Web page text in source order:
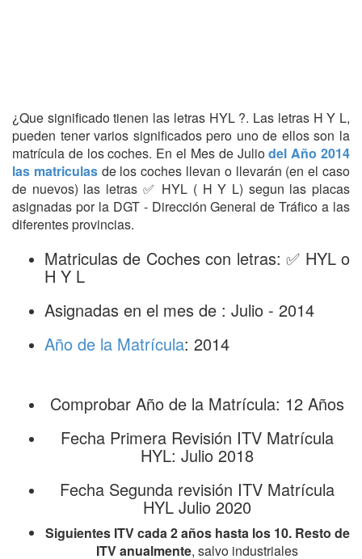
¿Que significado tienen las letras HYL ?. Las letras H Y L,
pueden tener varios significados pero uno de ellos son la
matrícula de los coches. En el Mes de Juliodel Año 2014
las matriculas de los coches llevan o llevarán (en el caso
de nuevos) las letras ✅ HYL ( H Y L) segun las placas
asignadas por la DGT - Dirección General de Tráfico a las
diferentes provincias.
Matriculas de Coches con letras: ✅ HYL o
H Y L
Asignadas en el mes de : Julio - 2014
Año de la Matrícula: 2014
Comprobar Año de la Matrícula: 12 Años
Fecha Primera Revisión ITV Matrícula
HYL: Julio 2018
Fecha Segunda revisión ITV Matrícula
HYL Julio 2020
Siguientes ITV cada 2 años hasta los 10. Resto de
ITV anualmente, salvo industriales